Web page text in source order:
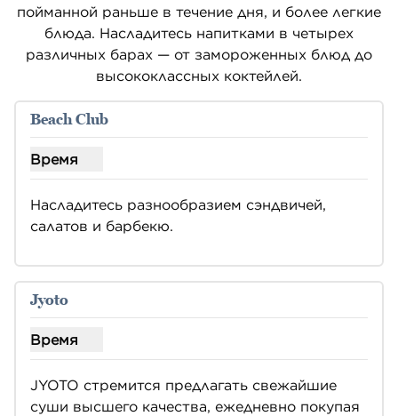
пойманной раньше в течение дня, и более легкие
блюда. Насладитесь напитками в четырех
различных барах — от замороженных блюд до
высококлассных коктейлей.
Beach Club
Время
Показать часы работы пляжного клуба
Насладитесь разнообразием сэндвичей,
салатов и барбекю.
Jyoto
Время
Показать часы для Джиото
JYOTO стремится предлагать свежайшие
суши высшего качества, ежедневно покупая